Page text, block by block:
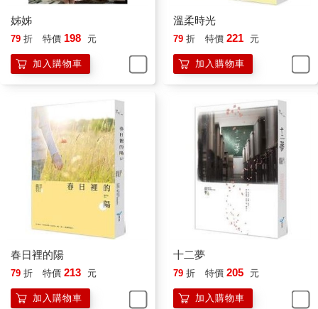
姊姊
79 折 特價 198 元
加入購物車
溫柔時光
79 折 特價 221 元
加入購物車
春日裡的陽
79 折 特價 213 元
加入購物車
十二夢
79 折 特價 205 元
加入購物車